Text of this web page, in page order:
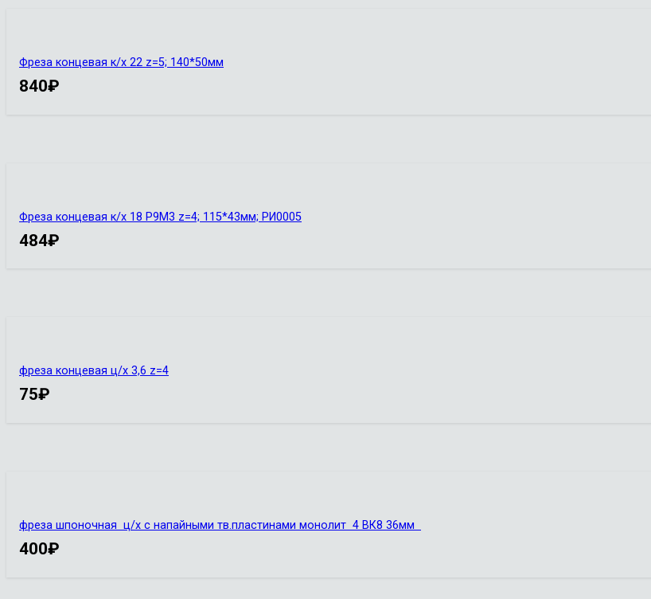
Фреза концевая к/х 22 z=5; 140*50мм
840₽
Фреза концевая к/х 18 Р9М3 z=4; 115*43мм; РИ0005
484₽
фреза концевая ц/х 3,6 z=4
75₽
фреза шпоночная ц/х с напайными тв.пластинами монолит 4 ВК8 36мм
400₽